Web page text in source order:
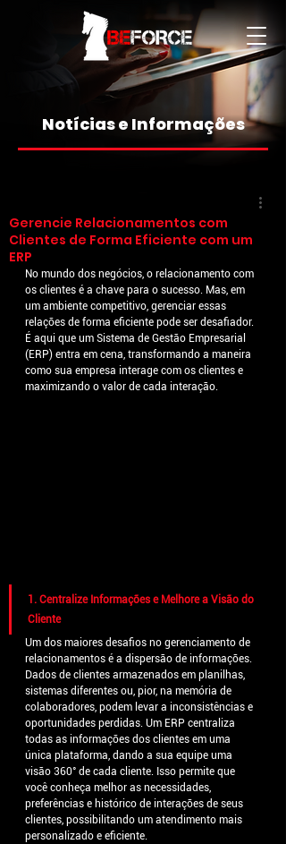
Notícias e Informações
Gerencie Relacionamentos com
Clientes de Forma Eficiente com um
ERP
No mundo dos negócios, o relacionamento com
os clientes é a chave para o sucesso. Mas, em
um ambiente competitivo, gerenciar essas
relações de forma eficiente pode ser desafiador.
É aqui que um Sistema de Gestão Empresarial
(ERP) entra em cena, transformando a maneira
como sua empresa interage com os clientes e
maximizando o valor de cada interação.
1. Centralize Informações e Melhore a Visão do
Cliente
Um dos maiores desafios no gerenciamento de
relacionamentos é a dispersão de informações.
Dados de clientes armazenados em planilhas,
sistemas diferentes ou, pior, na memória de
colaboradores, podem levar a inconsistências e
oportunidades perdidas. Um ERP centraliza
todas as informações dos clientes em uma
única plataforma, dando a sua equipe uma
visão 360° de cada cliente. Isso permite que
você conheça melhor as necessidades,
preferências e histórico de interações de seus
clientes, possibilitando um atendimento mais
personalizado e eficiente.